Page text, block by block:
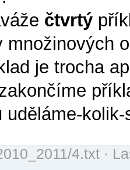
čtvrtý
množinových
je trocha
uděláme-
4.txt·